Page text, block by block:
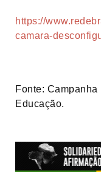
https://
camara-
Fonte:
Educação.